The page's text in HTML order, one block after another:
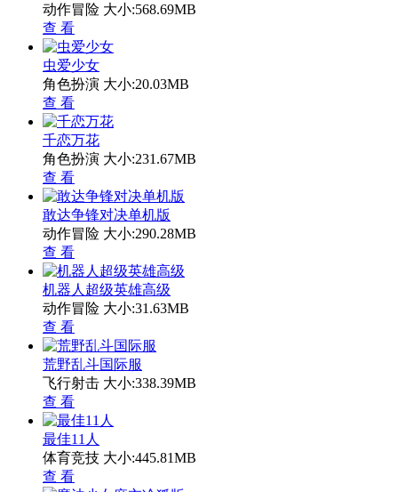
动作冒险 大小:568.69MB
查 看
虫爱少女
角色扮演 大小:20.03MB
查 看
千恋万花
角色扮演 大小:231.67MB
查 看
敢达争锋对决单机版
动作冒险 大小:290.28MB
查 看
机器人超级英雄高级
动作冒险 大小:31.63MB
查 看
荒野乱斗国际服
飞行射击 大小:338.39MB
查 看
最佳11人
体育竞技 大小:445.81MB
查 看